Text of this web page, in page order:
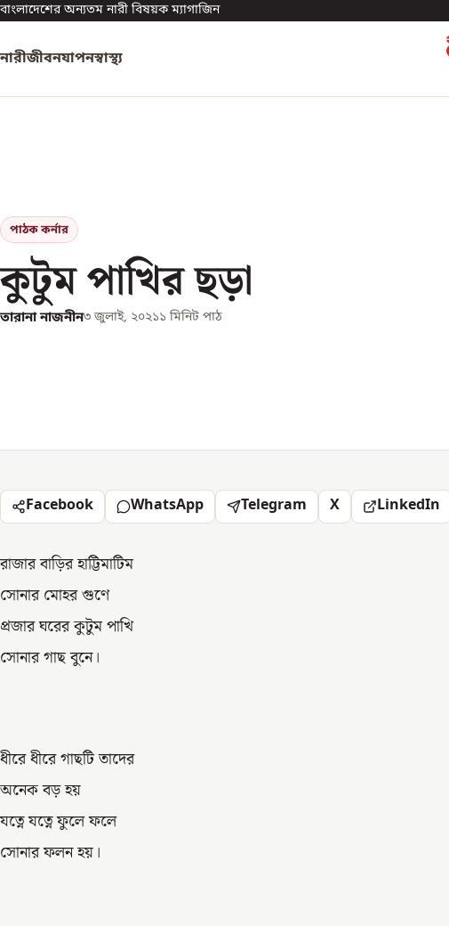
বাংলাদেশের অন্যতম নারী বিষয়ক ম্যাগাজিন
নারীজীবনযাপনস্বাস্থ্য
পাঠক কর্নার
কুটুম পাখির ছড়া
তারানা নাজনীন৩ জুলাই, ২০২১১ মিনিট পাঠ
Facebook WhatsApp Telegram X LinkedIn
রাজার বাড়ির হাট্টিমাটিম
সোনার মোহর গুণে
প্রজার ঘরের কুটুম পাখি
সোনার গাছ বুনে।
ধীরে ধীরে গাছটি তাদের
অনেক বড় হয়
যত্নে যত্নে ফুলে ফলে
সোনার ফলন হয়।